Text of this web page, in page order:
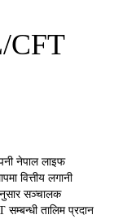
CFT
नेपाल लाइफ
वित्तीय लगानी
सञ्चालक
तालिम प्रदान